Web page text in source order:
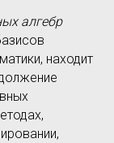
алгебр
находит